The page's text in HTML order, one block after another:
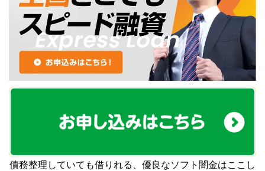
債務整理していても借りれる、優良なソフト闇金はここし